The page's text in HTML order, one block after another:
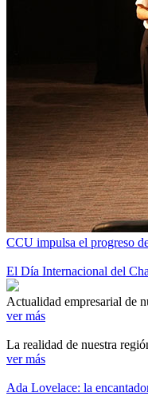
CCU impulsa el progreso
El Día Internacional del
Actualidad empresarial de
ver más
La realidad de nuestra
ver más
Ada Lovelace: la